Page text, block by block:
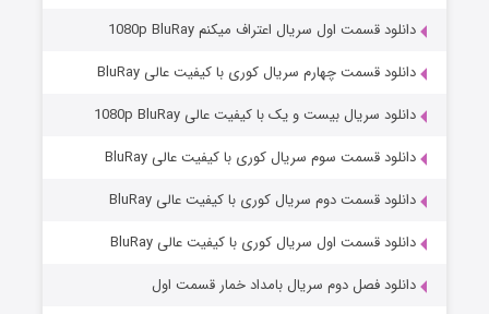
مردگان متحرک: شهر مرده ۳
قسمت2 (زیرنویس) منتشر شد
دانلود قسمت اول سریال اعتراف میکنم 1080p BluRay
دانلود قسمت چهارم سریال کوری با کیفیت عالی BluRay
دانلود سریال بیست و یک با کیفیت عالی 1080p BluRay
دانلود قسمت سوم سریال کوری با کیفیت عالی BluRay
دانلود قسمت دوم سریال کوری با کیفیت عالی BluRay
دانلود قسمت اول سریال کوری با کیفیت عالی BluRay
دانلود فصل دوم سریال بامداد خمار قسمت اول